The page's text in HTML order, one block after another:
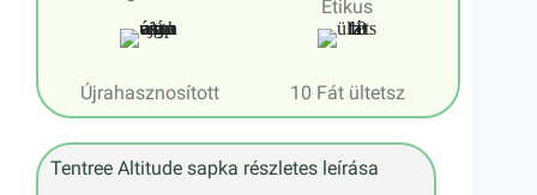
Etikus
Újrahasznosított 10 Fát ültetsz
Tentree Altitude sapka részletes leírása